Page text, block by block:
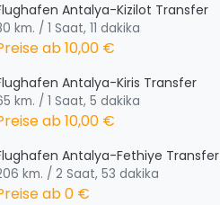
Antalya-Kizilot Transfer
km. / 1 Saat, 11 dakika
ab10,00 €
Antalya-Kiris Transfer
km. / 1 Saat, 5 dakika
ab10,00 €
Antalya-Fethiye Transfer
km. / 2 Saat, 53 dakika
ab0 €